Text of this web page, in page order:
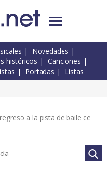
Novedades
históricos
Canciones
Portadas Listas
a la pista de baile de